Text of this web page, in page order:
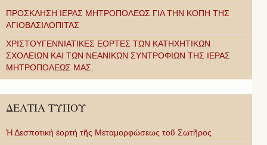
ΠΡΟΣΚΛΗΣΗ ΙΕΡΑΣ ΜΗΤΡΟΠΟΛΕΩΣ ΓΙΑ ΤΗΝ ΚΟΠΗ ΤΗΣ
ΑΓΙΟΒΑΣΙΛΟΠΙΤΑΣ
ΧΡΙΣΤΟΥΓΕΝΝΙΑΤΙΚΕΣ ΕΟΡΤΕΣ ΤΩΝ ΚΑΤΗΧΗΤΙΚΩΝ
ΣΧΟΛΕΙΩΝ ΚΑΙ ΤΩΝ ΝΕΑΝΙΚΩΝ ΣΥΝΤΡΟΦΙΩΝ ΤΗΣ ΙΕΡΑΣ
ΜΗΤΡΟΠΟΛΕΩΣ ΜΑΣ.
ΔΕΛΤΙΑ ΤΥΠΟΥ
Ἡ Δεσποτική ἑορτή τῆς Μεταμορφώσεως τοῦ Σωτῆρος